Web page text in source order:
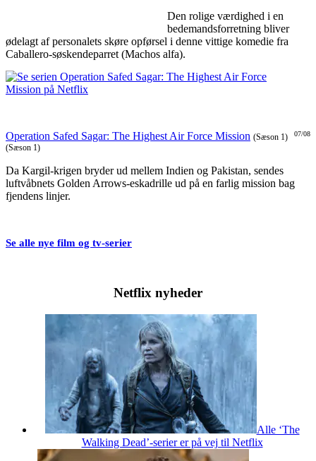
Den rolige værdighed i en
bedemandsforretning bliver
ødelagt af personalets skøre opførsel i denne vittige komedie fra
Caballero-søskendeparret (Machos alfa).
07/08
Operation Safed Sagar: The Highest Air Force Mission (Sæson 1)
(Sæson 1)
Da Kargil-krigen bryder ud mellem Indien og Pakistan, sendes
luftvåbnets Golden Arrows-eskadrille ud på en farlig mission bag
fjendens linjer.
Se alle nye film og tv-serier
Netflix nyheder
Alle ‘The
Walking Dead’-serier er på vej til Netflix